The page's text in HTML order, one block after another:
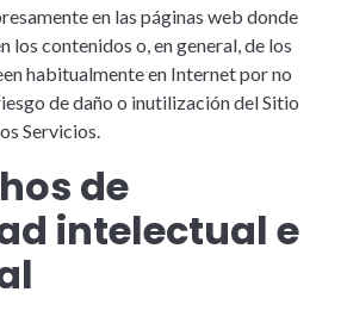
en las páginas web donde
los contenidos o, en general, de los
habitualmente en Internet por no
de daño o inutilización del Sitio
Servicios.
de
intelectual e